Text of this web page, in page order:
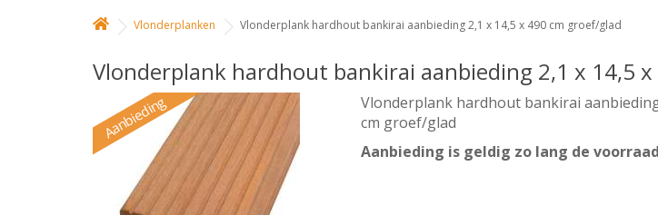
Vlonderplanken Vlonderplank hardhout bankirai aanbieding 2,1 x 14,5 x 490 cm groef/glad
Vlonderplank hardhout bankirai aanbieding 2,1 x 14,5
Aanbieding
Vlonderplank hardhout bankirai aanbieding
cm groef/glad
Aanbieding is geldig zo lang de